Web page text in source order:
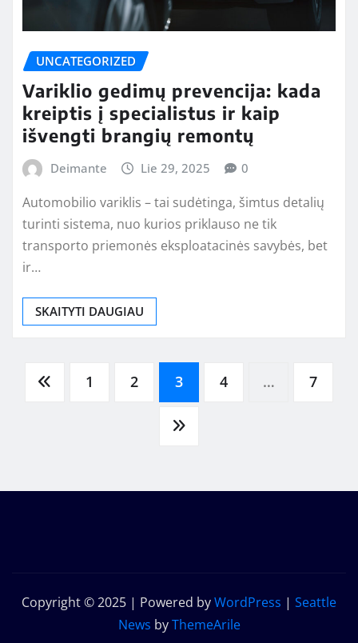
UNCATEGORIZED
Variklio gedimų prevencija: kada
kreiptis į specialistus ir kaip
išvengti brangių remontų
Deimante Lie 29, 2025 0
Automobilio variklis – tai sudėtinga, šimtus detalių
turinti sistema, nuo kurios priklauso ne tik
transporto priemonės eksploatacinės savybės, bet
ir…
SKAITYTI DAUGIAU
Įrašų
puslapiavimas
1 2 3 4 … 7
Copyright © 2025 | Powered byWordPress | Seattle
News byThemeArile